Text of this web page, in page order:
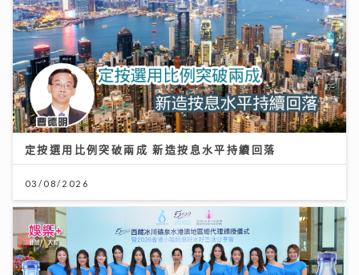
定按選用比例突破兩成 新造按息水平持續回落
03/08/2026